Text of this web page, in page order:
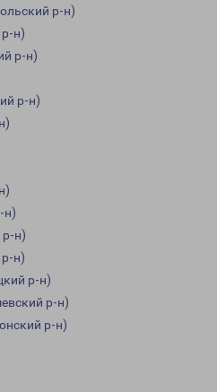
р-н)
н)
р-н)
р-н)
н)
н)
н)
р-н)
р-н)
р-н)